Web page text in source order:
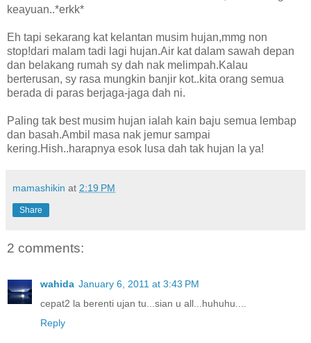
keayuan..*erkk*
Eh tapi sekarang kat kelantan musim hujan,mmg non
stop!dari malam tadi lagi hujan.Air kat dalam sawah depan
dan belakang rumah sy dah nak melimpah.Kalau
berterusan, sy rasa mungkin banjir kot..kita orang semua
berada di paras berjaga-jaga dah ni.
Paling tak best musim hujan ialah kain baju semua lembap
dan basah.Ambil masa nak jemur sampai
kering.Hish..harapnya esok lusa dah tak hujan la ya!
mamashikin at 2:19 PM
Share
2 comments:
wahida January 6, 2011 at 3:43 PM
cepat2 la berenti ujan tu...sian u all...huhuhu....
Reply